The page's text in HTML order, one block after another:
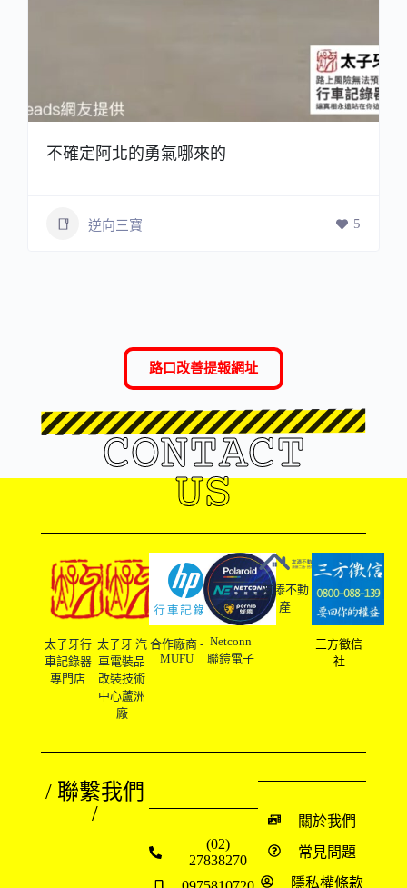
不確定阿北的勇氣哪來的
逆向三寶 5
路口改善提報網址
CONTACT
US
太子牙行
車記錄器
專門店
太子牙 汽
車電裝品
改裝技術
中心蘆洲
廠
合作廠商 -
MUFU
Netconn
聯鎧電子
友溙不動
產
三方徵信
社
/ 聯繫我們
/
(02)
27838270
關於我們
常見問題
隱私權條款